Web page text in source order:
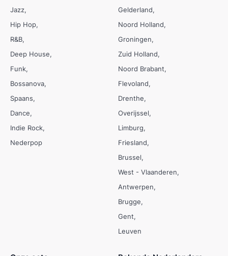
Jazz
Hip Hop
R&B
Deep House
Funk
Bossanova
Spaans
Dance
Indie Rock
Nederpop
Gelderland
Noord Holland
Groningen
Zuid Holland
Noord Brabant
Flevoland
Drenthe
Overijssel
Limburg
Friesland
Brussel
West - Vlaanderen
Antwerpen
Brugge
Gent
Leuven